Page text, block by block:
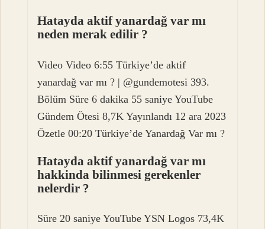
Hatayda aktif yanardağ var mı
neden merak edilir ?
Video Video 6:55 Türkiye’de aktif
yanardağ var mı ? | @gundemotesi 393.
Bölüm Süre 6 dakika 55 saniye YouTube
Gündem Ötesi 8,7K Yayınlandı 12 ara 2023
Özetle 00:20 Türkiye’de Yanardağ Var mı ?
Hatayda aktif yanardağ var mı
hakkinda bilinmesi gerekenler
nelerdir ?
Süre 20 saniye YouTube YSN Logos 73,4K